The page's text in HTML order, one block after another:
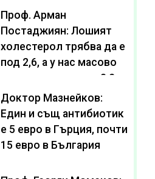
Проф. Арман
Постаджиян: Лошият
холестерол трябва да е
под 2,6, а у нас масово
се живее с нива от 3,2
Доктор Мазнейков:
Един и същ антибиотик
e 5 евро в Гърция, почти
15 евро в България